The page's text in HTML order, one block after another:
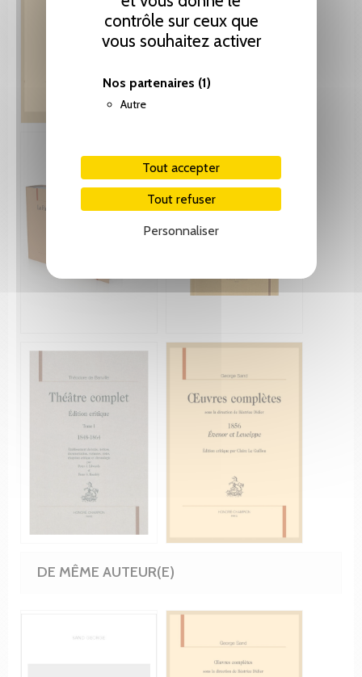
contrôle sur ceux que
vous souhaitez activer
Nos partenaires (1)
Autre
Tout accepter
Tout refuser
Personnaliser
DE MÊME AUTEUR(E)